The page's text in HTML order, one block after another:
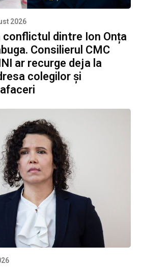
2026
dintre Ion Onța
Consilierul CMC
ar recurge deja la
colegilor și